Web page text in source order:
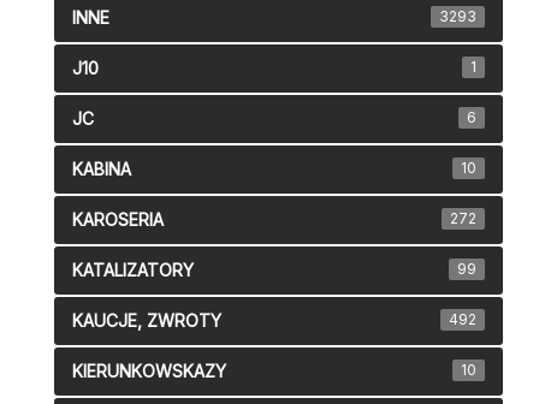
INNE 3293
J10 1
JC 6
KABINA 10
KAROSERIA 272
KATALIZATORY 99
KAUCJE, ZWROTY 492
KIERUNKOWSKAZY 10